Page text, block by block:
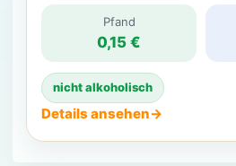
Pfand
0,15 €
nicht alkoholisch
Details ansehen→